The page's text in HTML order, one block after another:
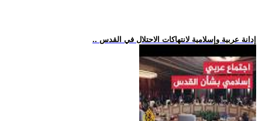
.. إدانة عربية وإسلامية لانتهاكات الاحتلال في القدس